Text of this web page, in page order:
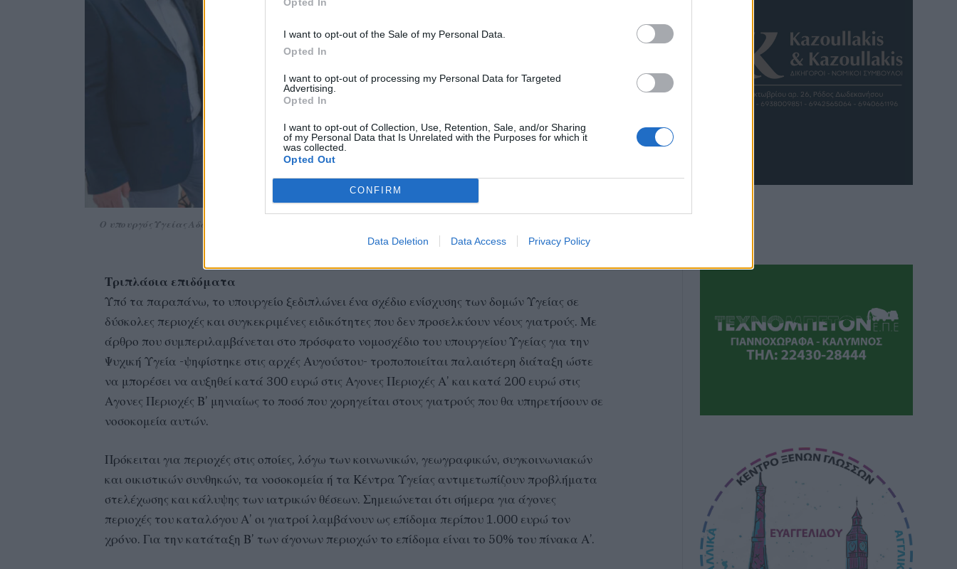
I want to opt-out of the Sale of my Personal Data.
Opted In
I want to opt-out of processing my Personal Data for Targeted
Advertising.
Opted In
I want to opt-out of Collection, Use, Retention, Sale, and/or Sharing
of my Personal Data that Is Unrelated with the Purposes for which it
was collected.
Opted Out
CONFIRM
Data Deletion Data Access Privacy Policy
Ο υπουργός Υγείας Αδωνις Γεωργιάδης κατά την επίσκεψή του στο Ασκληπιείο Βούλας, συνοδευόμενος από τον
διοικητή του νοσοκομείου Αιμίλιο Βουγιουκλάκη
Τριπλάσια επιδόματα
Υπό τα παραπάνω, το υπουργείο ξεδιπλώνει ένα σχέδιο ενίσχυσης των δομών Υγείας σε
δύσκολες περιοχές και συγκεκριμένες ειδικότητες που δεν προσελκύουν νέους γιατρούς. Με
άρθρο που συμπεριλαμβάνεται στο πρόσφατο νομοσχέδιο του υπουργείου Υγείας για την
Ψυχική Υγεία -ψηφίστηκε στις αρχές Αυγούστου- τροποποιείται παλαιότερη διάταξη ώστε
να μπορέσει να αυξηθεί κατά 300 ευρώ στις Αγονες Περιοχές Α’ και κατά 200 ευρώ στις
Αγονες Περιοχές Β’ μηνιαίως το ποσό που χορηγείται στους γιατρούς που θα υπηρετήσουν σε
νοσοκομεία αυτών.
Πρόκειται για περιοχές στις οποίες, λόγω των κοινωνικών, γεωγραφικών, συγκοινωνιακών
και οικιστικών συνθηκών, τα νοσοκομεία ή τα Κέντρα Υγείας αντιμετωπίζουν προβλήματα
στελέχωσης και κάλυψης των ιατρικών θέσεων. Σημειώνεται ότι σήμερα για άγονες
περιοχές του καταλόγου Α’ οι γιατροί λαμβάνουν ως επίδομα περίπου 1.000 ευρώ τον
χρόνο. Για την κατάταξη Β’ των άγονων περιοχών το επίδομα είναι το 50% του πίνακα Α’.